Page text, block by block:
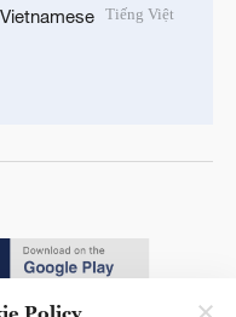
Vietnamese Tiếng Việt
Policy